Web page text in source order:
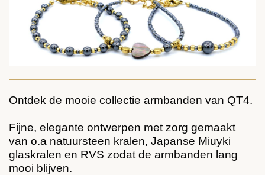
Ontdek de mooie collectie armbanden van QT4.
Fijne, elegante ontwerpen met zorg gemaakt
van o.a natuursteen kralen, Japanse Miuyki
glaskralen en RVS zodat de armbanden lang
mooi blijven.